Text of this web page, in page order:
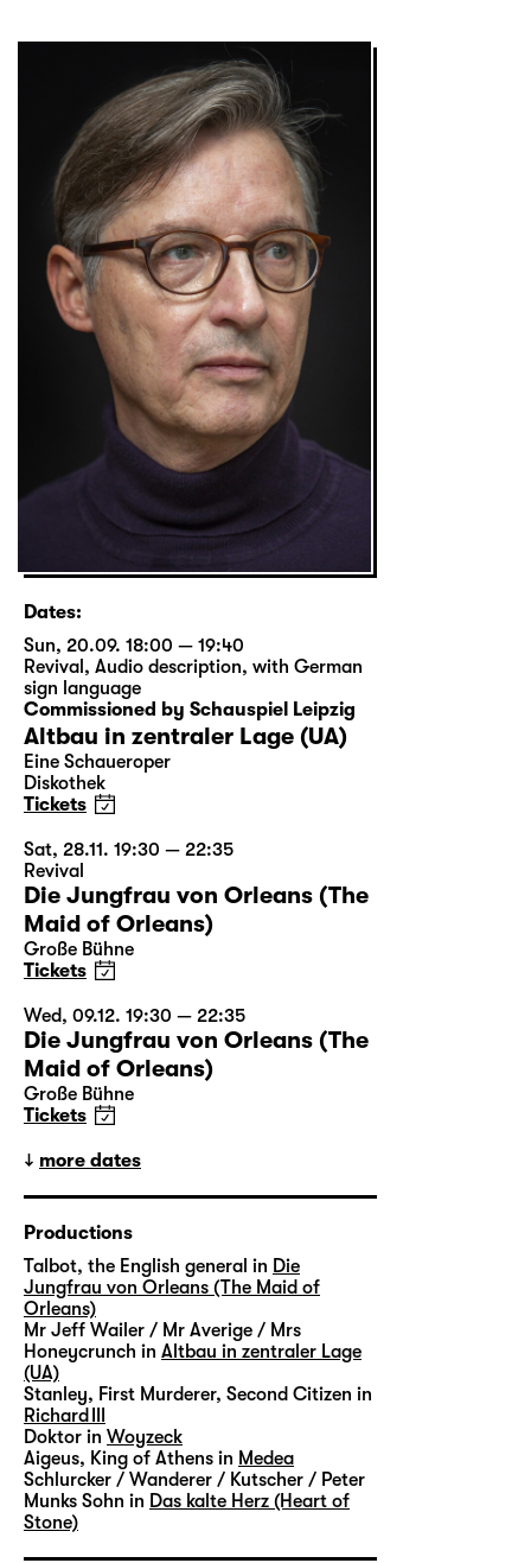
Dates:
Sun, 20.09. 18:00 — 19:40
Revival , Audio description, with German
sign language
Commissioned by Schauspiel Leipzig
Altbau in zentraler Lage (UA)
Eine Schaueroper
Diskothek
Tickets
Sat, 28.11. 19:30 — 22:35
Revival
Die Jungfrau von Orleans (The
Maid of Orleans)
Große Bühne
Tickets
Wed, 09.12. 19:30 — 22:35
Die Jungfrau von Orleans (The
Maid of Orleans)
Große Bühne
Tickets
more dates
Productions
Talbot, the English general in Die
Jungfrau von Orleans (The Maid of
Orleans)
Mr Jeff Wailer / Mr Averige / Mrs
Honeycrunch in Altbau in zentraler Lage
(UA)
Stanley, First Murderer, Second Citizen in
Richard III
Doktor in Woyzeck
Aigeus, King of Athens in Medea
Schlurcker / Wanderer / Kutscher / Peter
Munks Sohn in Das kalte Herz (Heart of
Stone)